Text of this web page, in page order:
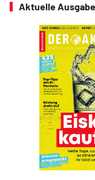
Aktuelle Ausgabe